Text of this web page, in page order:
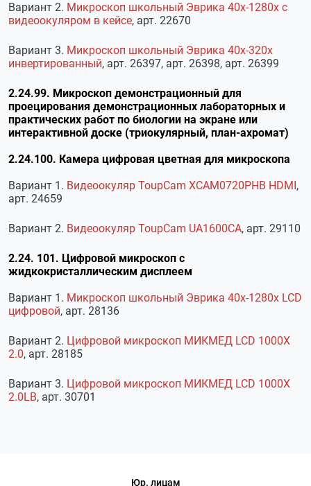
Вариант 2. Микроскоп школьный Эврика 40х-1280х с
видеоокуляром в кейсе, арт. 22670
Вариант 3. Микроскоп школьный Эврика 40х-320х
инвертированный, арт. 26397, арт. 26398, арт. 26399
2.24.99. Микроскоп демонстрационный для
проецирования демонстрационных лабораторных и
практических работ по биологии на экране или
интерактивной доске (триокулярный, план-ахромат)
2.24.100. Камера цифровая цветная для микроскопа
Вариант 1. Видеоокуляр ToupCam XCAM0720PHВ HDMI,
арт. 24659
Вариант 2. Видеоокуляр ToupCam UA1600CA, арт. 29110
2.24. 101. Цифровой микроскоп с
жидкокристаллическим дисплеем
Вариант 1. Микроскоп школьный Эврика 40х-1280х LCD
цифровой, арт. 28136
Вариант 2. Цифровой микроскоп МИКМЕД LCD 1000Х
2.0, арт. 28185
Вариант 3. Цифровой микроскоп МИКМЕД LCD 1000Х
2.0LB, арт. 30701
Юр. лицам